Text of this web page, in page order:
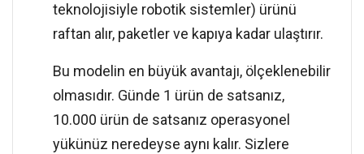
teknolojisiyle robotik sistemler) ürünü
raftan alır, paketler ve kapıya kadar ulaştırır.
Bu modelin en büyük avantajı, ölçeklenebilir
olmasıdır. Günde 1 ürün de satsanız,
10.000 ürün de satsanız operasyonel
yükünüz neredeyse aynı kalır. Sizlere